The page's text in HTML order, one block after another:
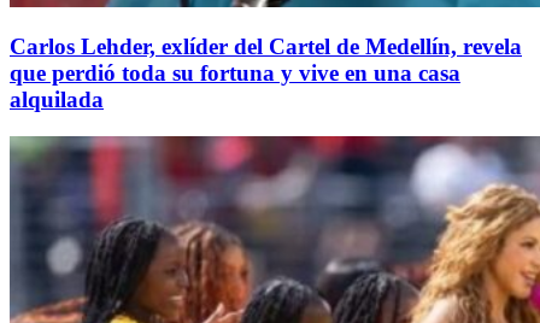
Carlos Lehder, exlíder del Cartel de Medellín, revela
que perdió toda su fortuna y vive en una casa
alquilada